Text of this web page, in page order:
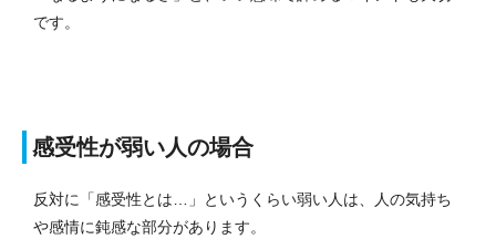
です。
感受性が弱い人の場合
反対に「感受性とは…」というくらい弱い人は、人の気持ち
や感情に鈍感な部分があります。